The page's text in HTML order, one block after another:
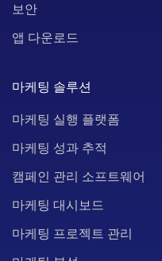
보안
앱 다운로드
마케팅 솔루션
마케팅 실행 플랫폼
마케팅 성과 추적
캠페인 관리 소프트웨어
마케팅 대시보드
마케팅 프로젝트 관리